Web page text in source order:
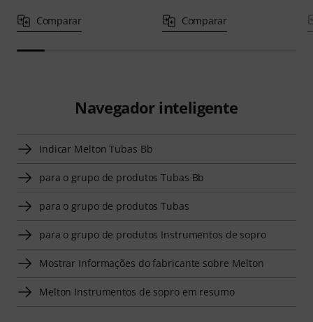
Comparar Comparar
Navegador inteligente
Indicar Melton Tubas Bb
para o grupo de produtos Tubas Bb
para o grupo de produtos Tubas
para o grupo de produtos Instrumentos de sopro
Mostrar Informações do fabricante sobre Melton
Melton Instrumentos de sopro em resumo